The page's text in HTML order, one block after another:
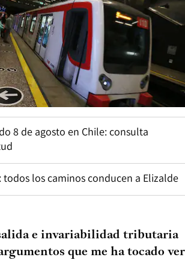
8 de agosto en Chile: consulta
todos los caminos conducen a Elizalde
e invariabilidad tributaria
que me ha tocado ver